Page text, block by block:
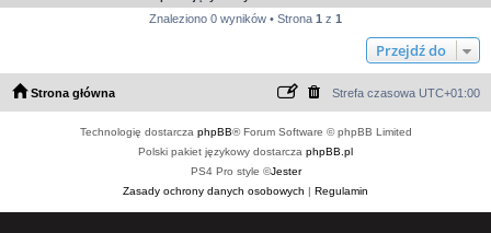
Znaleziono 0 wyników • Strona 1 z 1
Przejdź do
Strona główna Strefa czasowa UTC+01:00
Technologię dostarcza phpBB® Forum Software © phpBB Limited
Polski pakiet językowy dostarcza phpBB.pl
PS4 Pro style ©Jester
Zasady ochrony danych osobowych | Regulamin